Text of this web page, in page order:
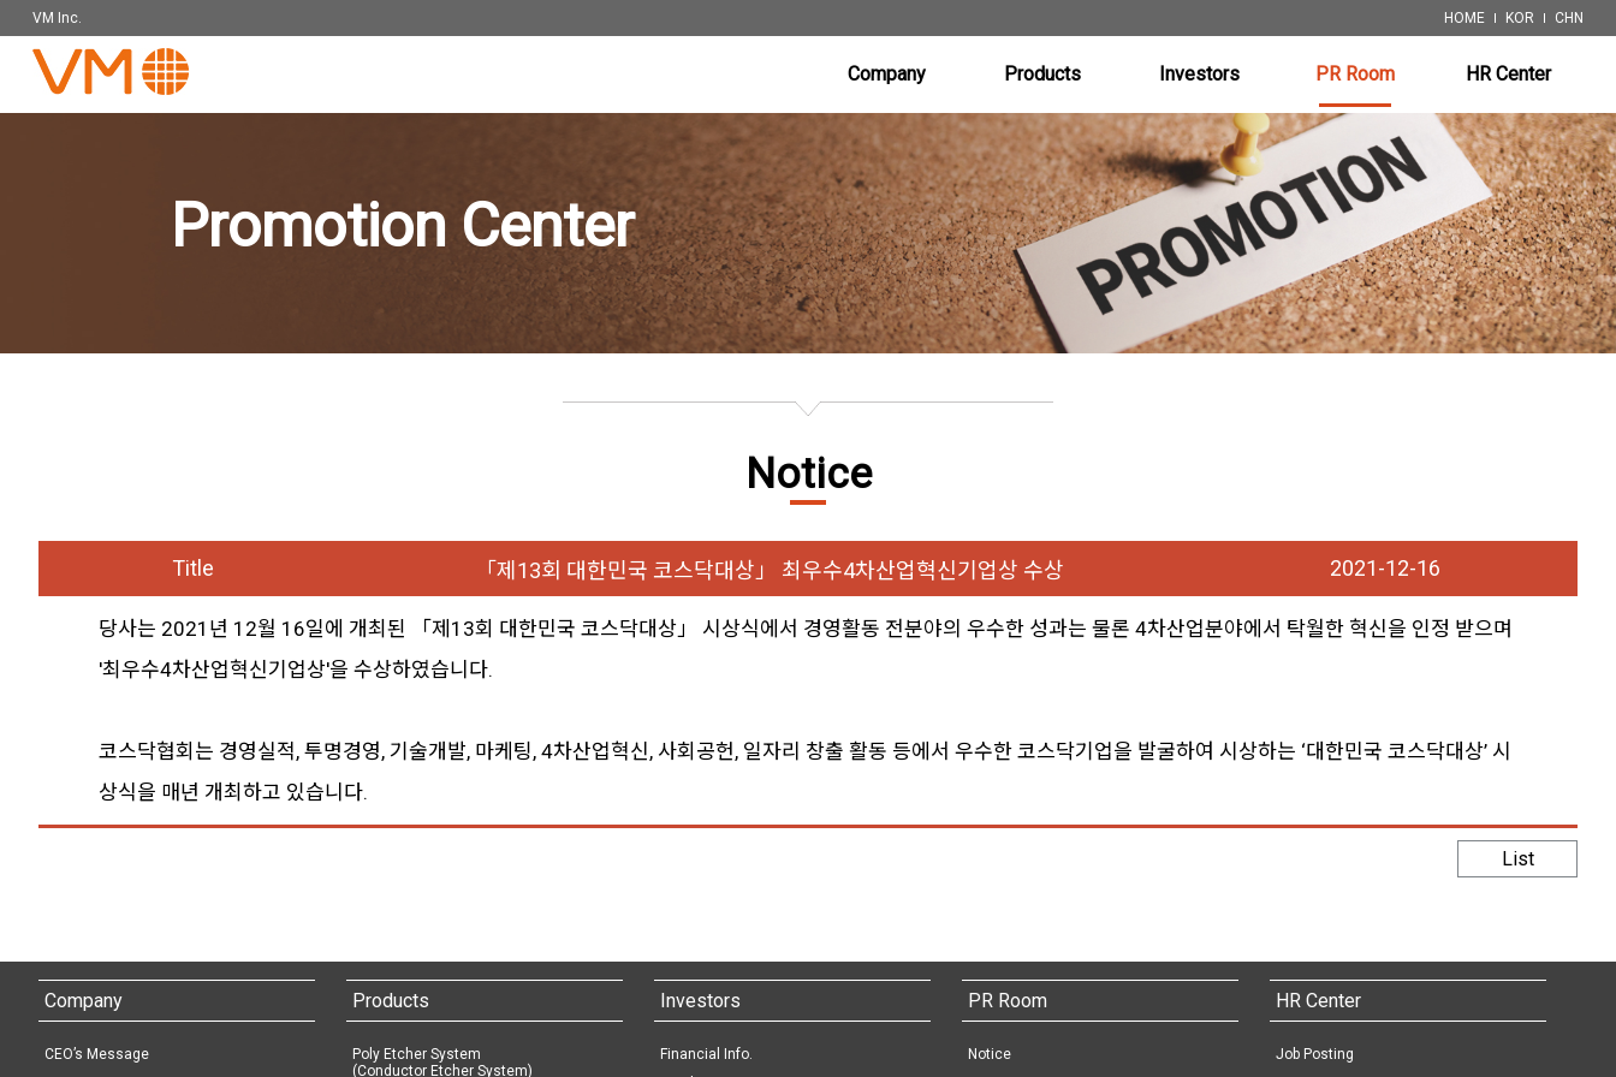
VM Inc. HOME KOR CHN
Company Products Investors PR Room HR Center
CEO’s Message
History
Vision
Contact Us
Poly Etcher System
(Conductor Etcher System)
Metal Etcher System
Oxide Etcher System
(Dielectric Etcher System)
Under Development
Financial Info.
Disclosure
Notice
Patents
Job Posting
Promotion Center
Notice
Title 「제13회 대한민국 코스닥대상」 최우수4차산업혁신기업상 수상 2021-12-16
당사는 2021년 12월 16일에 개최된 「제13회 대한민국 코스닥대상」 시상식에서 경영활동 전분야의 우수한 성과는 물론 4차산업분야에서 탁월한 혁신을 인정 받으며
'최우수4차산업혁신기업상'을 수상하였습니다.
코스닥협회는 경영실적, 투명경영, 기술개발, 마케팅, 4차산업혁신, 사회공헌, 일자리 창출 활동 등에서 우수한 코스닥기업을 발굴하여 시상하는 ‘대한민국 코스닥대상’ 시
상식을 매년 개최하고 있습니다.
List
Company
CEO’s Message
Products
Poly Etcher System
(Conductor Etcher System)
Investors
Financial Info.
PR Room
Notice
HR Center
Job Posting